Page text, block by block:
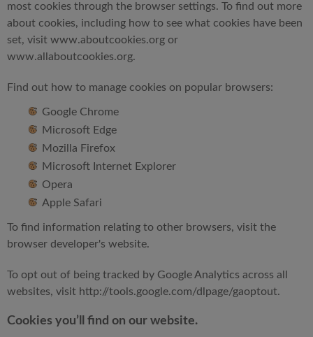
most cookies through the browser settings. To find out more
about cookies, including how to see what cookies have been
set, visit www.aboutcookies.org or
www.allaboutcookies.org.
Find out how to manage cookies on popular browsers:
Google Chrome
Microsoft Edge
Mozilla Firefox
Microsoft Internet Explorer
Opera
Apple Safari
To find information relating to other browsers, visit the
browser developer's website.
To opt out of being tracked by Google Analytics across all
websites, visit http://tools.google.com/dlpage/gaoptout.
Cookies you’ll find on our website.